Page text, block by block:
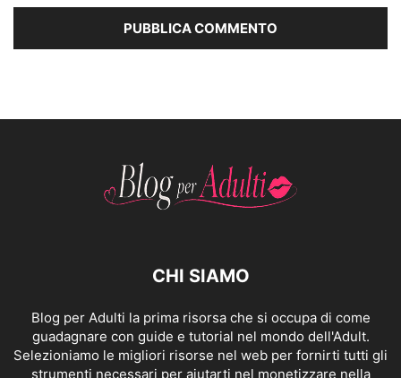
CHI SIAMO
Blog per Adulti la prima risorsa che si occupa di come
guadagnare con guide e tutorial nel mondo dell'Adult.
Selezioniamo le migliori risorse nel web per fornirti tutti gli
strumenti necessari per aiutarti nel monetizzare nella